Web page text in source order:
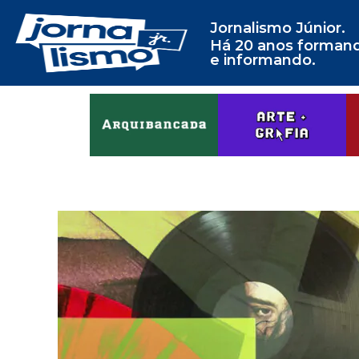
Jornalismo Júnior.
Há 20 anos
e informando.